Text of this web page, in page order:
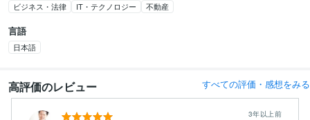
ビジネス・法律 IT・テクノロジー 不動産
言語
日本語
高評価のレビュー すべての評価・感想をみる
3年以上前